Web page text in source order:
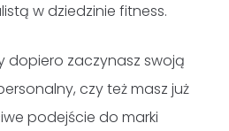
w dziedzinie fitness.
dopiero zaczynasz swoją
czy też masz już
podejście do marki